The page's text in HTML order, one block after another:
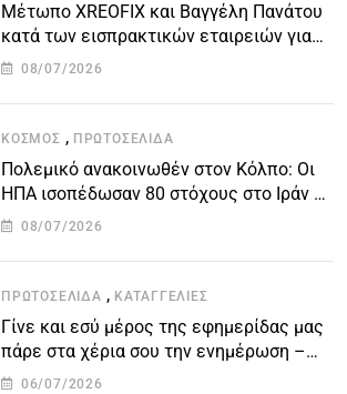
Μέτωπο XREOFIX και Βαγγέλη Πανάτου
κατά των εισπρακτικών εταιρειών για
την προστασία των δανειοληπτών
08/07/2026
ΚΌΣΜΟΣ , ΠΡΩΤΟΣΈΛΙΔΑ
Πολεμικό ανακοινωθέν στον Κόλπο: Οι
ΗΠΑ ισοπέδωσαν 80 στόχους στο Ιράν –
Μπαράζ επιθέσεων σε αμερικανικές
08/07/2026
ΠΡΩΤΟΣΈΛΙΔΑ , ΚΑΤΑΓΓΕΛΙΕΣ
Γίνε και εσύ μέρος της εφημερίδας μας
πάρε στα χέρια σου την ενημέρωση –
στείλε το δικό σου άρθρο την δική σου
06/07/2026